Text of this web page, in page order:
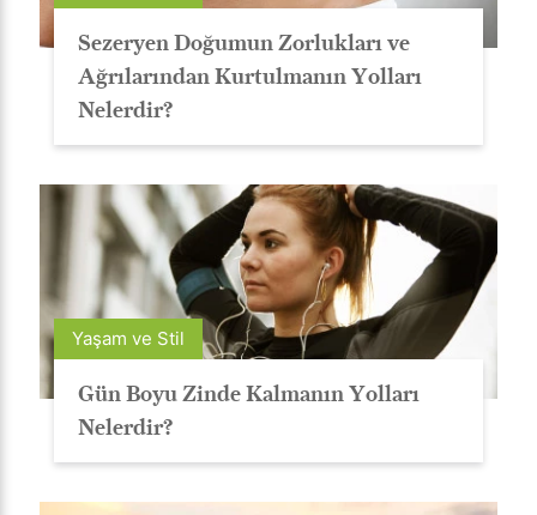
Sezeryen Doğumun Zorlukları ve
Ağrılarından Kurtulmanın Yolları
Nelerdir?
Yaşam ve Stil
Gün Boyu Zinde Kalmanın Yolları
Nelerdir?